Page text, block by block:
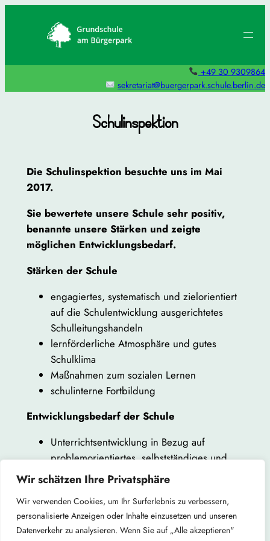
Wir schätzen Ihre Privatsphäre
Wir verwenden Cookies, um Ihr Surferlebnis zu verbessern,
personalisierte Anzeigen oder Inhalte einzusetzen und unseren
Datenverkehr zu analysieren. Wenn Sie auf „Alle akzeptieren"
+49 30 9309864
sekretariat@buergerpark.schule.berlin.de
Schulinspektion
Die Schulinspektion besuchte uns im Mai
2017.
Sie bewertete unsere Schule sehr positiv,
benannte unsere Stärken und zeigte
möglichen Entwicklungsbedarf.
Stärken der Schule
engagiertes, systematisch und zielorientiert
auf die Schulentwicklung ausgerichtetes
Schulleitungshandeln
lernförderliche Atmosphäre und gutes
Schulklima
Maßnahmen zum sozialen Lernen
schulinterne Fortbildung
Entwicklungsbedarf der Schule
Unterrichtsentwicklung in Bezug auf
problemorientiertes, selbstständiges und
kooperatives Lernen
Konzept für den Unterricht in der
Schulanfangsphase fertigstellen
Hier können Sie den gesamten Bericht lesen: